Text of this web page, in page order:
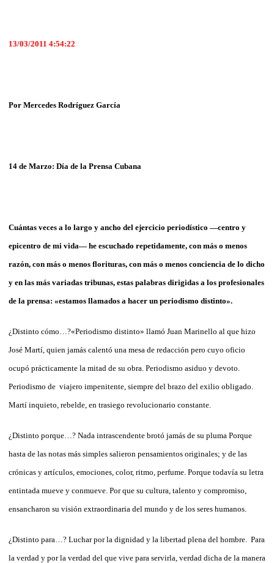
13/03/2011 4:54:22
Por Mercedes Rodríguez García
14 de Marzo: Día de la Prensa Cubana
Cuántas veces a lo largo y ancho del ejercicio periodístico —centro y
epicentro de mi vida— he escuchado repetidamente, con más o menos
razón, con más o menos florituras, con más o menos conciencia de lo dicho
y en las más variadas tribunas, estas palabras dirigidas a los profesionales
de la prensa: «estamos llamados a hacer un periodismo distinto».
¿Distinto cómo…?«Periodismo distinto» llamó Juan Marinello al que hizo
José Martí, quien jamás calentó una mesa de redacción pero cuyo oficio
ocupó prácticamente la mitad de su obra. Periodismo asiduo y devoto.
Periodismo de viajero impenitente, siempre del brazo del exilio obligado.
Martí inquieto, rebelde, en trasiego revolucionario constante.
¿Distinto porque…? Nada intrascendente brotó jamás de su pluma Porque
hasta de las notas más simples salieron pensamientos originales; y de las
crónicas y artículos, emociones, color, ritmo, perfume. Porque todavía su letra
entintada mueve y conmueve. Por que su cultura, talento y compromiso,
ensancharon su visión extraordinaria del mundo y de los seres humanos.
¿Distinto para…? Luchar por la dignidad y la libertad plena del hombre. Para
la verdad y por la verdad del que vive para servirla, verdad dicha de la manera